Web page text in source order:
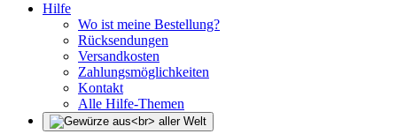
Hilfe
Wo ist meine Bestellung?
Rücksendungen
Versandkosten
Zahlungsmöglichkeiten
Kontakt
Alle Hilfe-Themen